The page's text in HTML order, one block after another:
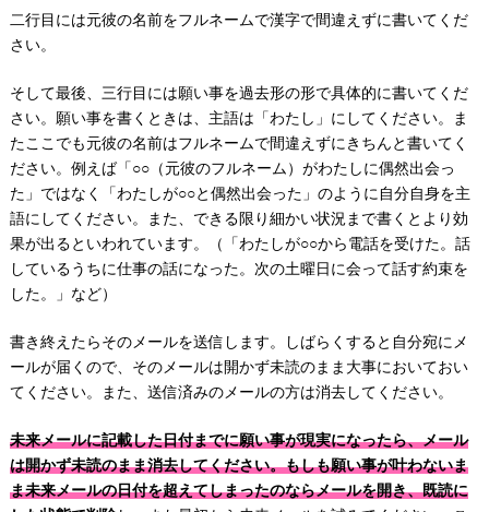
二行目には元彼の名前をフルネームで漢字で間違えずに書いてくだ
さい。
そして最後、三行目には願い事を過去形の形で具体的に書いてくだ
さい。願い事を書くときは、主語は「わたし」にしてください。ま
たここでも元彼の名前はフルネームで間違えずにきちんと書いてく
ださい。例えば「○○（元彼のフルネーム）がわたしに偶然出会っ
た」ではなく「わたしが○○と偶然出会った」のように自分自身を主
語にしてください。また、できる限り細かい状況まで書くとより効
果が出るといわれています。（「わたしが○○から電話を受けた。話
しているうちに仕事の話になった。次の土曜日に会って話す約束を
した。」など）
書き終えたらそのメールを送信します。しばらくすると自分宛にメ
ールが届くので、そのメールは開かず未読のまま大事においておい
てください。また、送信済みのメールの方は消去してください。
未来メールに記載した日付までに願い事が現実になったら、メール
は開かず未読のまま消去してください。もしも願い事が叶わないま
ま未来メールの日付を超えてしまったのならメールを開き、既読に